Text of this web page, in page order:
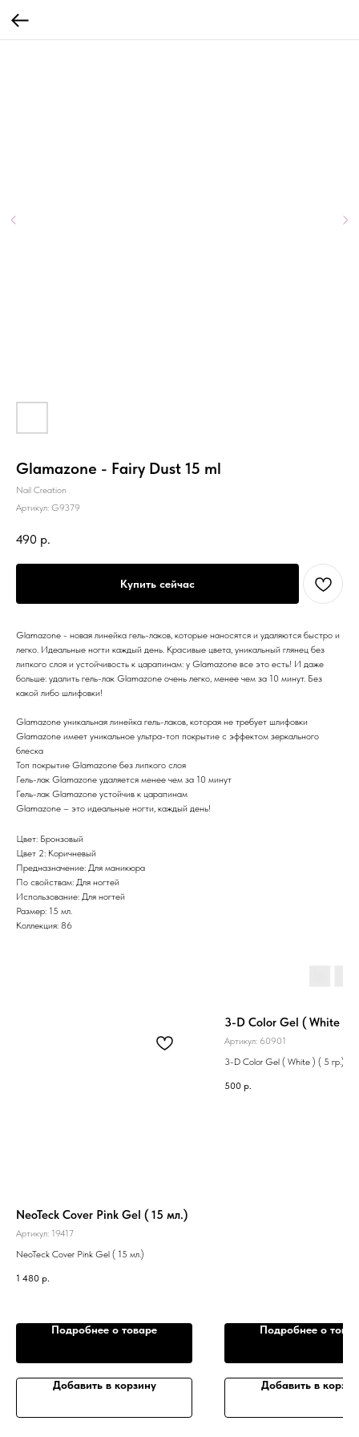
Glamazone - Fairy Dust 15 ml
Nail Creation
Артикул: G9379
490 р.
Купить сейчас
Glamazone - новая линейка гель-лаков, которые наносятся и удаляются быстро и
легко. Идеальные ногти каждый день. Красивые цвета, уникальный глянец без
липкого слоя и устойчивость к царапинам: у Glamazone все это есть! И даже
больше: удалить гель-лак Glamazone очень легко, менее чем за 10 минут. Без
какой либо шлифовки!
Glamazone уникальная линейка гель-лаков, которая не требует шлифовки
Glamazone имеет уникальное ультра-топ покрытие с эффектом зеркального
блеска
Топ покрытие Glamazone без липкого слоя
Гель-лак Glamazone удаляется менее чем за 10 минут
Гель-лак Glamazone устойчив к царапинам
Glamazone – это идеальные ногти, каждый день!
Цвет: Бронзовый
Цвет 2: Коричневый
Предназначение: Для маникюра
По свойствам: Для ногтей
Использование: Для ногтей
Размер: 15 мл.
Коллекция: 86
NeoTeck Cover Pink Gel ( 15 мл.)
Артикул: 19417
NeoTeck Cover Pink Gel ( 15 мл.)
1 480 р.
Подробнее о товаре
Добавить в корзину
3-D Color Gel ( White ) (
Артикул: 60901
3-D Color Gel ( White ) ( 5 гр.)
500 р.
Подробнее о
Добавить в